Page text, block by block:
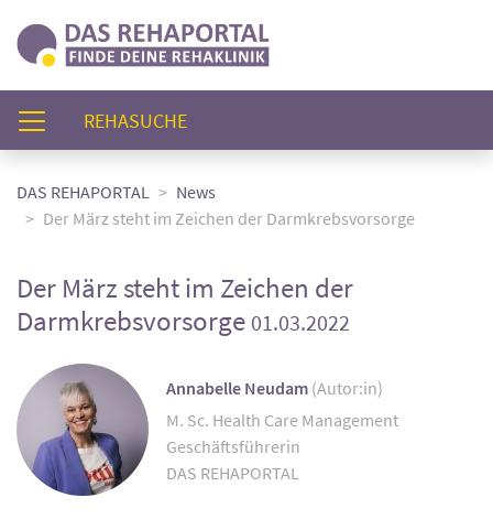
REHASUCHE(AKTUELL)
DAS REHAPORTAL
News
Der März steht im Zeichen der Darmkrebsvorsorge
Der März steht im Zeichen der
Darmkrebsvorsorge 01.03.2022
Annabelle Neudam (Autor:in)
M. Sc. Health Care Management
Geschäftsführerin
DAS REHAPORTAL